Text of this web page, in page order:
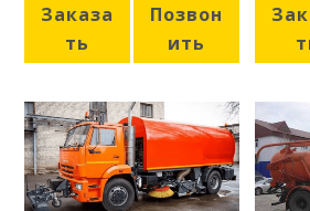
Заказа
ть
Позвон
ить